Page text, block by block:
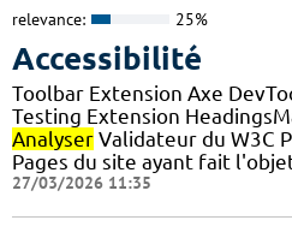
relevance: 25%
Accessibilité
Toolbar Extension Axe
Testing Extension
Analyser Validateur du W3C
Pages du site ayant fait
27/03/2026 11:35